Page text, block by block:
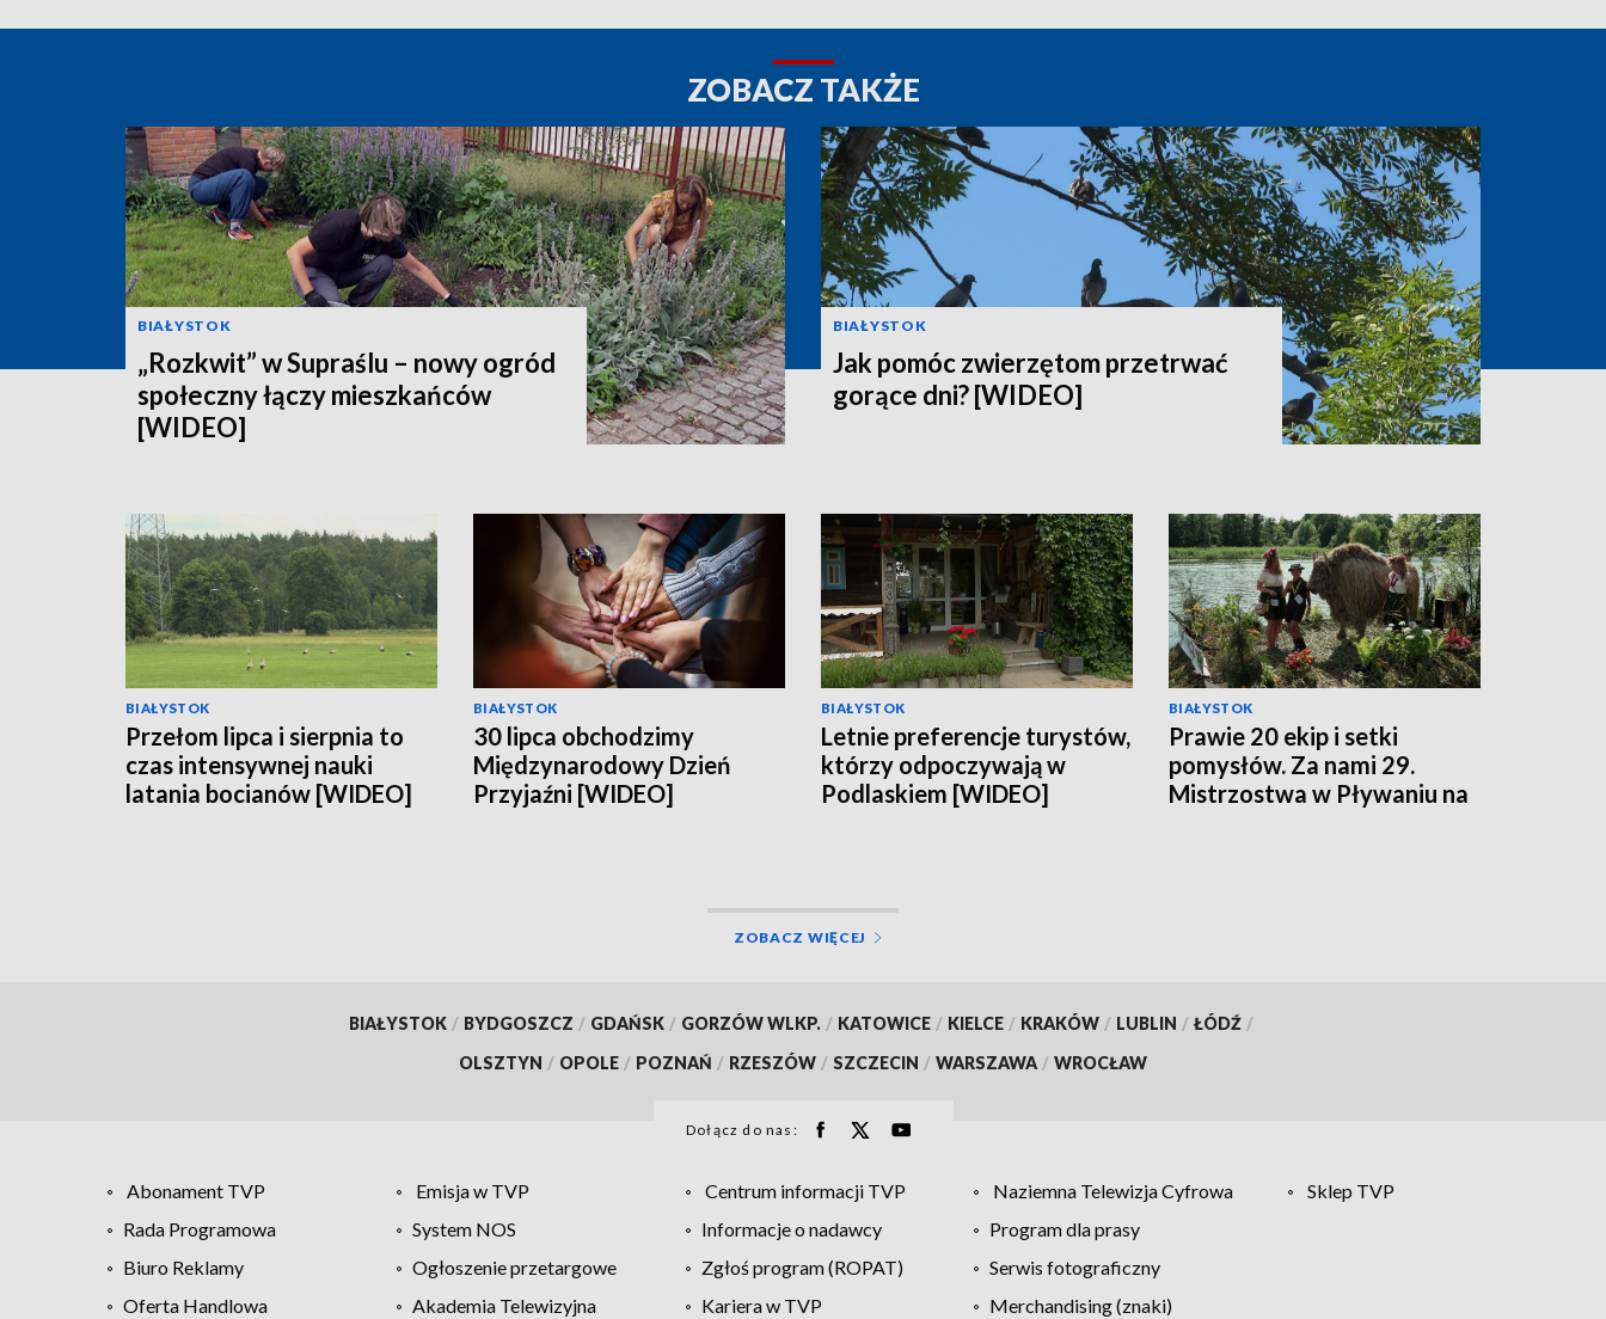
ZOBACZ TAKŻE
BIAŁYSTOK
„Rozkwit” w Supraślu – nowy ogród
społeczny łączy mieszkańców
[WIDEO]
BIAŁYSTOK
Jak pomóc zwierzętom przetrwać
gorące dni? [WIDEO]
BIAŁYSTOK
Przełom lipca i sierpnia to
czas intensywnej nauki
latania bocianów [WIDEO]
BIAŁYSTOK
30 lipca obchodzimy
Międzynarodowy Dzień
Przyjaźni [WIDEO]
BIAŁYSTOK
Letnie preferencje turystów,
którzy odpoczywają w
Podlaskiem [WIDEO]
BIAŁYSTOK
Prawie 20 ekip i setki
pomysłów. Za nami 29.
Mistrzostwa w Pływaniu na
ZOBACZ WIĘCEJ
BIAŁYSTOK / BYDGOSZCZ / GDAŃSK / GORZÓW WLKP. / KATOWICE / KIELCE / KRAKÓW / LUBLIN / ŁÓDŹ /
OLSZTYN / OPOLE / POZNAŃ / RZESZÓW / SZCZECIN / WARSZAWA / WROCŁAW
Dołącz do nas:
Abonament TVP Emisja w TVP Centrum informacji TVP Naziemna Telewizja Cyfrowa
Sklep TVP
Rada Programowa
System NOS Informacje o nadawcy
Program dla prasy
Biuro Reklamy
Ogłoszenie przetargowe Zgłoś program (ROPAT)
Serwis fotograficzny
Oferta Handlowa
Akademia Telewizyjna Kariera w TVP Merchandising (znaki)